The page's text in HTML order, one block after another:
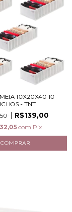
10X20X40 10
- TNT
R$139,00
com Pix